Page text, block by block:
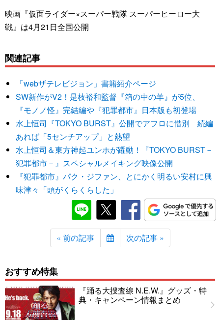
映画『仮面ライダー×スーパー戦隊 スーパーヒーロー大
戦』は4月21日全国公開
関連記事
「webザテレビジョン」書籍紹介ページ
SW新作がV2！是枝裕和監督『箱の中の羊』が5位、
『モノノ怪』完結編や『犯罪都市』日本版も初登場
水上恒司『TOKYO BURST』公開でアフロに惜別 続編
あれば「5センチアップ」と熱望
水上恒司＆東方神起ユンホが躍動！『TOKYO BURST－
犯罪都市－』スペシャルメイキング映像公開
『犯罪都市』パク・ジファン、とにかく明るい安村に興
味津々「頭がくらくらした」
« 前の記事 次の記事 »
おすすめ特集
『踊る大捜査線 N.E.W.』グッズ・特
典・キャンペーン情報まとめ